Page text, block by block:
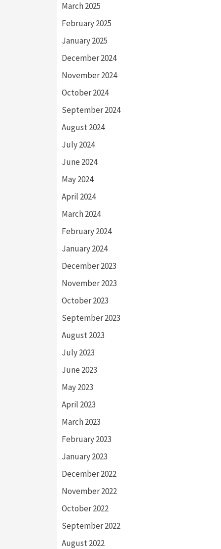
March 2025
February 2025
January 2025
December 2024
November 2024
October 2024
September 2024
August 2024
July 2024
June 2024
May 2024
April 2024
March 2024
February 2024
January 2024
December 2023
November 2023
October 2023
September 2023
August 2023
July 2023
June 2023
May 2023
April 2023
March 2023
February 2023
January 2023
December 2022
November 2022
October 2022
September 2022
August 2022